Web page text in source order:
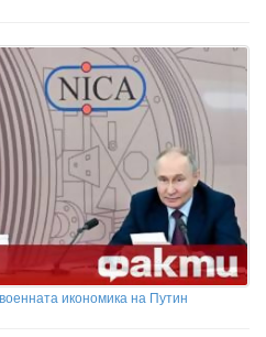
икономика на Путин